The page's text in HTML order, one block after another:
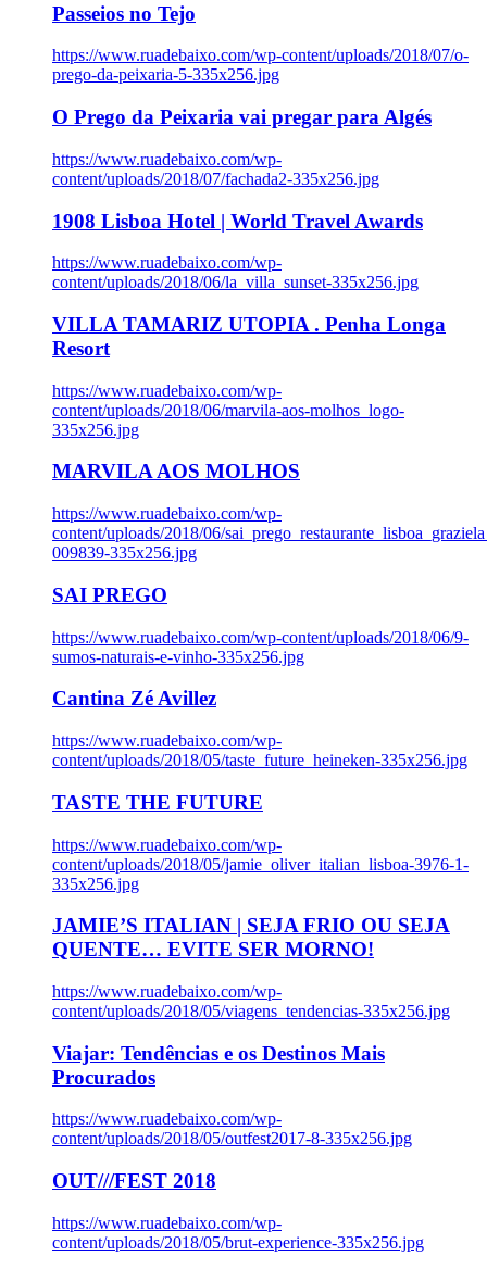
Passeios no Tejo
https://www.ruadebaixo.com/wp-content/uploads/2018/07/o-
prego-da-peixaria-5-335x256.jpg
O Prego da Peixaria vai pregar para Algés
https://www.ruadebaixo.com/wp-
content/uploads/2018/07/fachada2-335x256.jpg
1908 Lisboa Hotel | World Travel Awards
https://www.ruadebaixo.com/wp-
content/uploads/2018/06/la_villa_sunset-335x256.jpg
VILLA TAMARIZ UTOPIA . Penha Longa
Resort
https://www.ruadebaixo.com/wp-
content/uploads/2018/06/marvila-aos-molhos_logo-
335x256.jpg
MARVILA AOS MOLHOS
https://www.ruadebaixo.com/wp-
content/uploads/2018/06/
009839-335x256.jpg
SAI PREGO
https://www.ruadebaixo.com/wp-content/uploads/2018/06/9-
sumos-naturais-e-vinho-335x256.jpg
Cantina Zé Avillez
https://www.ruadebaixo.com/wp-
content/uploads/2018/05/taste_future_heineken-335x256.jpg
TASTE THE FUTURE
https://www.ruadebaixo.com/wp-
content/uploads/2018/05/jamie_oliver_italian_lisboa-3976-1-
335x256.jpg
JAMIE’S ITALIAN | SEJA FRIO OU SEJA
QUENTE… EVITE SER MORNO!
https://www.ruadebaixo.com/wp-
content/uploads/2018/05/viagens_tendencias-335x256.jpg
Viajar: Tendências e os Destinos Mais
Procurados
https://www.ruadebaixo.com/wp-
content/uploads/2018/05/outfest2017-8-335x256.jpg
OUT///FEST 2018
https://www.ruadebaixo.com/wp-
content/uploads/2018/05/brut-experience-335x256.jpg